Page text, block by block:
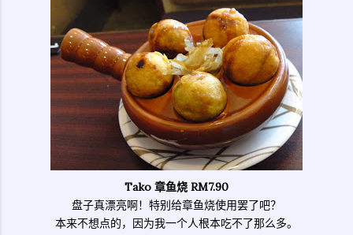
Tako 章鱼烧 RM7.90
盘子真漂亮啊！特别给章鱼烧使用罢了吧？
本来不想点的，因为我一个人根本吃不了那么多。